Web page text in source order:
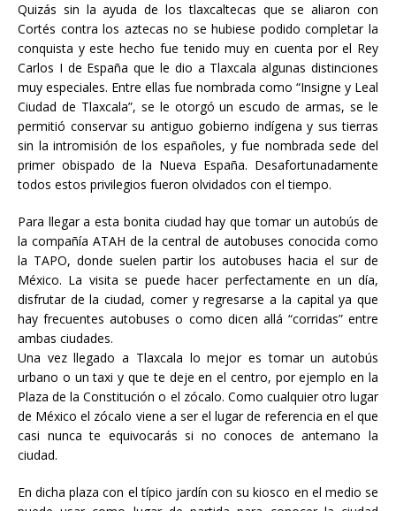
Quizás sin la ayuda de los tlaxcaltecas que se aliaron con
Cortés contra los aztecas no se hubiese podido completar la
conquista y este hecho fue tenido muy en cuenta por el Rey
Carlos I de España que le dio a Tlaxcala algunas distinciones
muy especiales. Entre ellas fue nombrada como “Insigne y Leal
Ciudad de Tlaxcala”, se le otorgó un escudo de armas, se le
permitió conservar su antiguo gobierno indígena y sus tierras
sin la intromisión de los españoles, y fue nombrada sede del
primer obispado de la Nueva España. Desafortunadamente
todos estos privilegios fueron olvidados con el tiempo.
Para llegar a esta bonita ciudad hay que tomar un autobús de
la compañía ATAH de la central de autobuses conocida como
la TAPO, donde suelen partir los autobuses hacia el sur de
México. La visita se puede hacer perfectamente en un día,
disfrutar de la ciudad, comer y regresarse a la capital ya que
hay frecuentes autobuses o como dicen allá “corridas” entre
ambas ciudades.
Una vez llegado a Tlaxcala lo mejor es tomar un autobús
urbano o un taxi y que te deje en el centro, por ejemplo en la
Plaza de la Constitución o el zócalo. Como cualquier otro lugar
de México el zócalo viene a ser el lugar de referencia en el que
casi nunca te equivocarás si no conoces de antemano la
ciudad.
En dicha plaza con el típico jardín con su kiosco en el medio se